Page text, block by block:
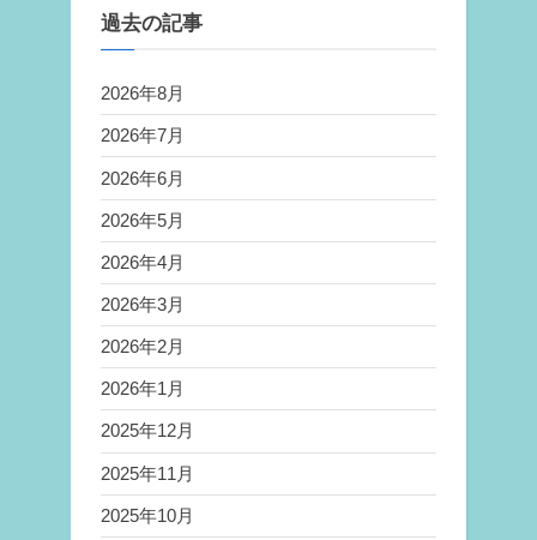
過去の記事
2026年8月
2026年7月
2026年6月
2026年5月
2026年4月
2026年3月
2026年2月
2026年1月
2025年12月
2025年11月
2025年10月